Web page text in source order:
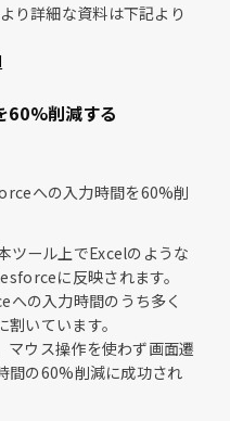
り詳細な資料は下記より
削減する
への入力時間を60%削
ツール上でExcelのような
に反映されます。
の入力時間のうち多く
いています。
マウス操作を使わず画面遷
間の60%削減に成功され